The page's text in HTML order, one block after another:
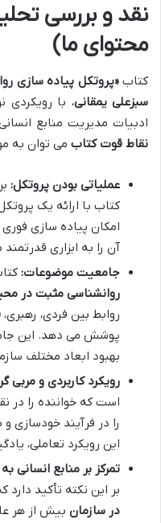
نقد و بررسی
محتوای ما)
کتاب«پروتکل پیاده سازی
سبزعلی یمقانی، با رویکردی
ادبیات مدیریت منابع
نقاط قوت کتاب می توان به
عملیاتی بودن پروتکل:
کتاب با ارائه یک
امکان پیاده سازی فوری
آن را به ابزاری
جامعیت موضوعات:
روانشناسی مثبت در
روابط بین فردی، رهبری،
پوشش می دهد. این
بهبود ابعاد مختلف
رویکرد کاربردی و مربی
است که خواننده را در
را در فرآیند خودسازی
این رویکرد تعاملی،
تمرکز بر منابع انسانی
بر این نکته تأکید
در سازمان بیش از هر